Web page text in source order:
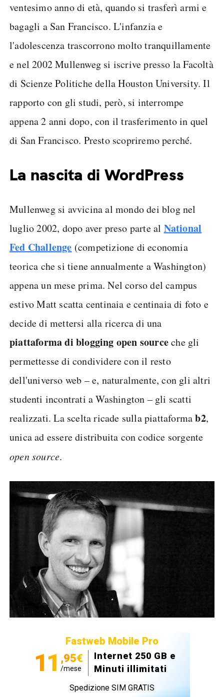
ventesimo anno di età, quando si trasferì armi e
bagagli a San Francisco. L'infanzia e
l'adolescenza trascorrono molto tranquillamente
e nel 2002 Mullenweg si iscrive presso la Facoltà
di Scienze Politiche della Houston University. Il
rapporto con gli studi, però, si interrompe
appena 2 anni dopo, con il trasferimento in quel
di San Francisco. Presto scopriremo perché.
La nascita di WordPress
Mullenweg si avvicina al mondo dei blog nel
luglio 2002, dopo aver preso parte al National
Fed Challenge (competizione di economia
teorica che si tiene annualmente a Washington)
appena un mese prima. Nel corso del campus
estivo Matt scatta centinaia e centinaia di foto e
decide di mettersi alla ricerca di una
piattaforma di blogging open sourceche gli
permettesse di condividere con il resto
dell'universo web – e, naturalmente, con gli altri
studenti incontrati a Washington – gli scatti
realizzati. La scelta ricade sulla piattaformab2,
unica ad essere distribuita con codice sorgente
open source.
Fastweb Mobile Pro
11 ,95€
/mese
Internet 250 GB e
Minuti illimitati
Spedizione SIM GRATIS